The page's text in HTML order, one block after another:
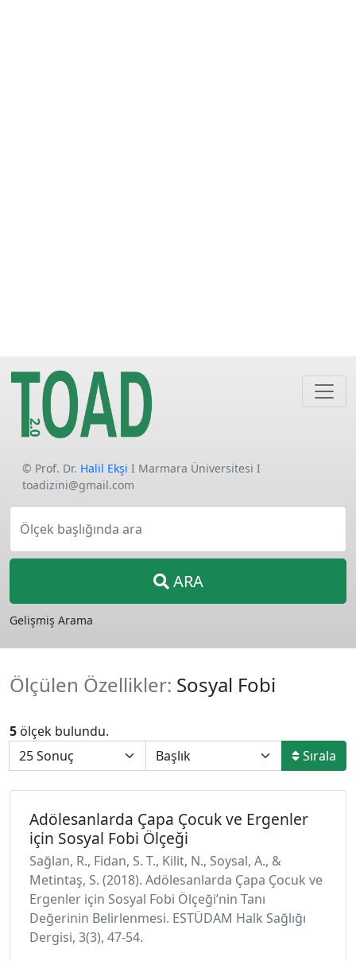
© Prof. Dr. Halil Ekşi I Marmara Üniversitesi I
toadizini@gmail.com
Ölçek başlığında ara
ARA
Gelişmiş Arama
Ölçülen Özellikler: Sosyal Fobi
5 ölçek bulundu.
Sırala
Adölesanlarda Çapa Çocuk ve Ergenler
için Sosyal Fobi Ölçeği
Sağlan, R., Fidan, S. T., Kilit, N., Soysal, A., &
Metintaş, S. (2018). Adölesanlarda Çapa Çocuk ve
Ergenler için Sosyal Fobi Ölçeği’nin Tanı
Değerinin Belirlenmesi. ESTÜDAM Halk Sağlığı
Dergisi, 3(3), 47-54.